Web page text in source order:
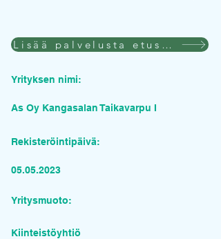
Lisää palvelusta etusivulla
Yrityksen nimi:
As Oy Kangasalan Taikavarpu I
Rekisteröintipäivä:
05.05.2023
Yritysmuoto:
Kiinteistöyhtiö